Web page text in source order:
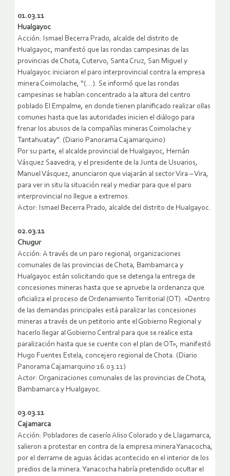
01.03.11
Hualgayoc
Acción: Ismael Becerra Prado, alcalde del distrito de
Hualgayoc, manifestó que las rondas campesinas de las
provincias de Chota, Cutervo, Santa Cruz, San Miguel y
Hualgayoc iniciaron el paro interprovincial contra la empresa
minera Coimolache, “(…). Se informó que las rondas
campesinas se habían concentrado a la altura del centro
poblado El Empalme, en donde tienen planificado realizar ollas
comunes hasta que las autoridades inicien el diálogo para
frenar los abusos de la compañías mineras Coimolache y
Tantahuatay”. (Diario Panorama Cajamarquino)
Por su parte, el alcalde provincial de Hualgayoc, Hernán
Vásquez Saavedra, y el presidente de la Junta de Usuarios,
Manuel Vásquez, anunciaron que viajarán al sector Vira – Vira,
para ver in situ la situación real y mediar para que el paro
interprovincial no llegue a extremos.
Actor: Ismael Becerra Prado, alcalde del distrito de Hualgayoc.
02.03.11
Chugur
Acción: A través de un paro regional, organizaciones
comunales de las provincias de Chota, Bambamarca y
Hualgayoc están solicitando que se detenga la entrega de
concesiones mineras hasta que se apruebe la ordenanza que
oficializa el proceso de Ordenamiento Territorial (OT). «Dentro
de las demandas principales está paralizar las concesiones
mineras a través de un petitorio ante el Gobierno Regional y
hacerlo llegar al Gobierno Central para que se realice esta
paralización hasta que se cuente con el plan de OT», manifestó
Hugo Fuentes Estela, concejero regional de Chota. (Diario
Panorama Cajamarquino 16.03.11)
Actor: Organizaciones comunales de las provincias de Chota,
Bambamarca y Hualgayoc.
03.03.11
Cajamarca
Acción: Pobladores de caserío Aliso Colorado y de Llagamarca,
salieron a protestar en contra de la empresa minera Yanacocha,
por el derrame de aguas ácidas acontecido en el interior de los
predios de la minera. Yanacocha habría pretendido ocultar el